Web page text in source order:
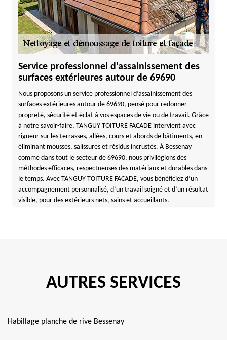
Service professionnel d’assainissement des
surfaces extérieures autour de 69690
Nous proposons un service professionnel d’assainissement des
surfaces extérieures autour de 69690, pensé pour redonner
propreté, sécurité et éclat à vos espaces de vie ou de travail. Grâce
à notre savoir-faire, TANGUY TOITURE FACADE intervient avec
rigueur sur les terrasses, allées, cours et abords de bâtiments, en
éliminant mousses, salissures et résidus incrustés. À Bessenay
comme dans tout le secteur de 69690, nous privilégions des
méthodes efficaces, respectueuses des matériaux et durables dans
le temps. Avec TANGUY TOITURE FACADE, vous bénéficiez d’un
accompagnement personnalisé, d’un travail soigné et d’un résultat
visible, pour des extérieurs nets, sains et accueillants.
AUTRES SERVICES
Habillage planche de rive Bessenay